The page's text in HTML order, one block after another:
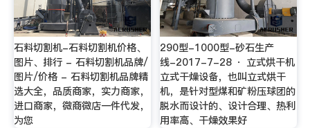
石料切割机-石料切割机价格、
图片、排行 - 石料切割机品牌/
图片/价格 - 石料切割机品牌精
选大全，品质商家，实力商家，
进口商家，微商微店一件代发，
为您
290型-1000型-砂石生产
线-2017-7-28 · 立式烘干机
立式干燥设备，也叫立式烘干
机，是针对型煤和矿粉压球团的
脱水而设计的、设计合理、热利
用率高、干燥效果好